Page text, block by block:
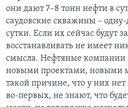
они дают 7–8 тонн нефти в
саудовские скважины –
сутки. Если их сейчас будут
восстанавливать не имеет
смысла. Нефтяные компании
новыми проектами, новыми
такой причине, что у них
во-первых, не знают, что